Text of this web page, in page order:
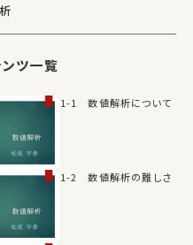
ンツ一覧
1-1 数値解析について
1-2 数値解析の難しさ